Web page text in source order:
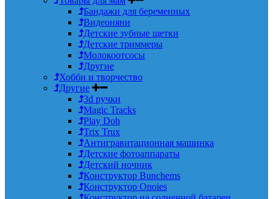
Бандажи для беременных
Видеоняни
Детские зубные щетки
Детские триммеры
Молокоотсосы
Другие
Хобби и творчество
Другие
3d ручки
Magic Tracks
Play Doh
Trix Trux
Антигравитационная машинка
Детские фотоаппараты
Детский ночник
Конструктор Bunchems
Конструктор Onoies